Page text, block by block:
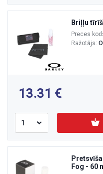
Briļļu
Preces
Ražotājs:
13.31
Fog - 60